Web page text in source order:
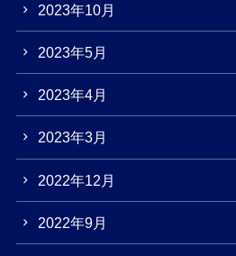
2023年10月
2023年5月
2023年4月
2023年3月
2022年12月
2022年9月